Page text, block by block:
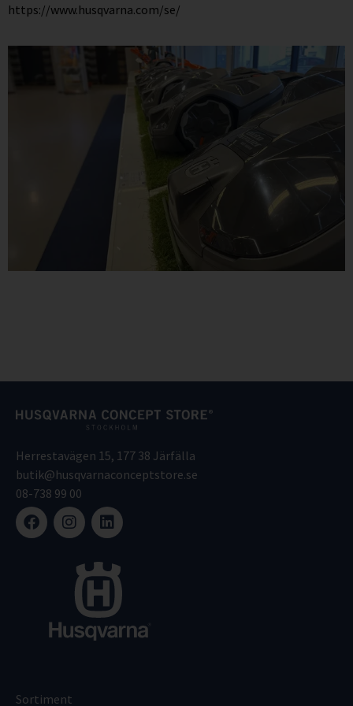
https://www.husqvarna.com/se/
Herrestavägen 15, 177 38 Järfälla
butik@husqvarnaconceptstore.se
08-738 99 00
Sortiment